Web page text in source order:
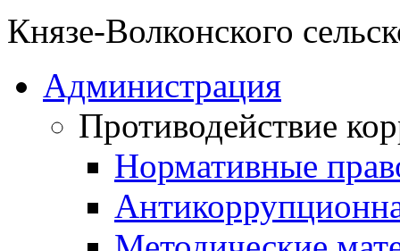
Князе-Волконского
Администрация
Противодействие
Нормативные